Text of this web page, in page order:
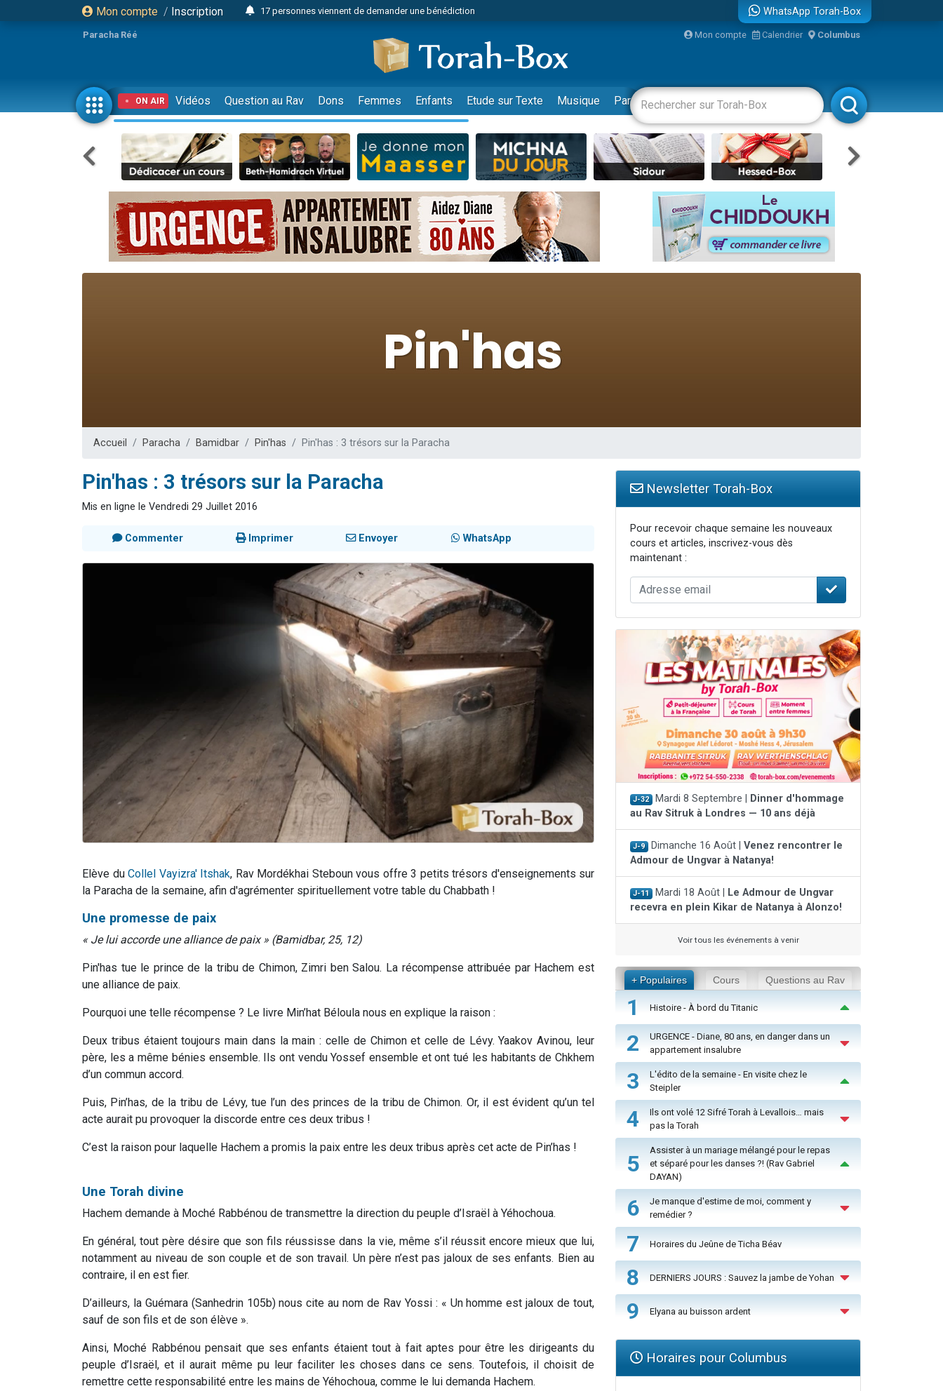
Mon compte / Inscription
17 personnes viennent de demander une bénédiction
23 personnes viennent de faire un don pour Diane, 80 ans, dans un appartement insalubre
Eva vient de donner son Maasser
4 personnes viennent de nous rejoindre sur WhatsApp
3 personnes viennent de nous rejoindre sur WhatsApp
Odaya vient de donner son Maasser
3 personnes viennent de faire un don pour 5 jours de vacances aux Orphelins
2 personnes viennent de nous rejoindre sur WhatsApp
13 personnes viennent de demander une bénédiction
Il reste 49 places pour étudier en groupe sur Zoom
30 personnes viennent de faire un don pour Sauvez la jambe de Yohan
12 nouvelles musiques dans Torah-Box Music
2 nouvelles musiques dans Torah-Box Music
8 personnes viennent de faire un don pour Tsédaka : pauvres d'Israel
WhatsApp Torah-Box
Paracha Réé Mon compte Calendrier Columbus
ON AIR Vidéos Question au Rav Dons Femmes Enfants Etude sur Texte Musique Paracha Divertissements Livres Rabbanim
Accueil Paracha Bamidbar Pin'has Pin'has : 3 trésors sur la Paracha
Pin'has : 3 trésors sur la Paracha
Mis en ligne le Vendredi 29 Juillet 2016
Commenter Imprimer Envoyer WhatsApp
Elève du Collel Vayizra' Itshak, Rav Mordékhai Steboun vous offre 3 petits trésors d'enseignements sur
la Paracha de la semaine, afin d'agrémenter spirituellement votre table du Chabbath !
Une promesse de paix
« Je lui accorde une alliance de paix » (Bamidbar, 25, 12)
Pin'has tue le prince de la tribu de Chimon, Zimri ben Salou. La récompense attribuée par Hachem est
une alliance de paix.
Pourquoi une telle récompense ? Le livre Min’hat Béloula nous en explique la raison :
Deux tribus étaient toujours main dans la main : celle de Chimon et celle de Lévy. Yaakov Avinou, leur
père, les a même bénies ensemble. Ils ont vendu Yossef ensemble et ont tué les habitants de Chkhem
d’un commun accord.
Puis, Pin’has, de la tribu de Lévy, tue l’un des princes de la tribu de Chimon. Or, il est évident qu’un tel
acte aurait pu provoquer la discorde entre ces deux tribus !
C’est la raison pour laquelle Hachem a promis la paix entre les deux tribus après cet acte de Pin’has !
Une Torah divine
Hachem demande à Moché Rabbénou de transmettre la direction du peuple d’Israël à Yéhochoua.
En général, tout père désire que son fils réussisse dans la vie, même s’il réussit encore mieux que lui,
notamment au niveau de son couple et de son travail. Un père n’est pas jaloux de ses enfants. Bien au
contraire, il en est fier.
D’ailleurs, la Guémara (Sanhedrin 105b) nous cite au nom de Rav Yossi : « Un homme est jaloux de tout,
sauf de son fils et de son élève ».
Ainsi, Moché Rabbénou pensait que ses enfants étaient tout à fait aptes pour être les dirigeants du
peuple d’Israël, et il aurait même pu leur faciliter les choses dans ce sens. Toutefois, il choisit de
remettre cette responsabilité entre les mains de Yéhochoua, comme le lui demanda Hachem.
Newsletter Torah-Box
Pour recevoir chaque semaine les nouveaux
cours et articles, inscrivez-vous dès
maintenant :
J-32 Mardi 8 Septembre |
Dinner d'hommage
au Rav Sitruk à Londres — 10 ans déjà
J-9 Dimanche 16 Août | Venez rencontrer le
Admour de Ungvar à Natanya!
J-11 Mardi 18 Août |
Le Admour de Ungvar
recevra en plein Kikar de Natanya à Alonzo!
Voir tous les événements à venir
+ Populaires Cours Questions au Rav
1 Histoire - À bord du Titanic
2
URGENCE - Diane, 80 ans, en danger dans un
appartement insalubre
3
L'édito de la semaine - En visite chez le
Steipler
4
Ils ont volé 12 Sifré Torah à Levallois… mais
pas la Torah
5
Assister à un mariage mélangé pour le repas
et séparé pour les danses ?! (Rav Gabriel
DAYAN)
6
Je manque d'estime de moi, comment y
remédier ?
7 Horaires du Jeûne de Ticha Béav
8 DERNIERS JOURS : Sauvez la jambe de Yohan
9 Elyana au buisson ardent
Horaires pour Columbus